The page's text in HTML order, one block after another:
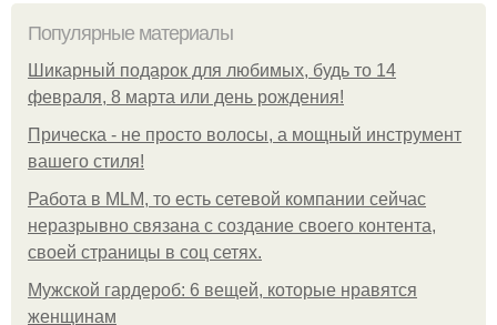
Популярные материалы
Шикарный подарок для любимых, будь то 14
февраля, 8 марта или день рождения!
Прическа - не просто волосы, а мощный инструмент
вашего стиля!
Работа в MLM, то есть сетевой компании сейчас
неразрывно связана с создание своего контента,
своей страницы в соц сетях.
Мужской гардероб: 6 вещей, которые нравятся
женщинам